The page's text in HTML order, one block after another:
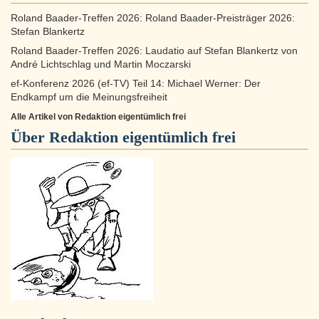
Roland Baader-Treffen 2026: Roland Baader-Preisträger 2026:
Stefan Blankertz
Roland Baader-Treffen 2026: Laudatio auf Stefan Blankertz von
André Lichtschlag und Martin Moczarski
ef-Konferenz 2026 (ef-TV) Teil 14: Michael Werner: Der
Endkampf um die Meinungsfreiheit
Alle Artikel von Redaktion eigentümlich frei
Über Redaktion eigentümlich frei